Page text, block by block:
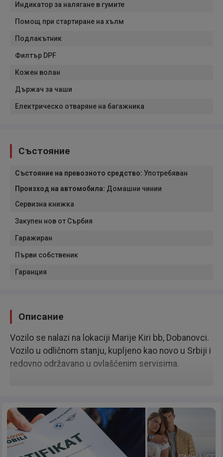
Индикатор за налягане в гумите
Помощ при стартиране на хълм
Подлакътник
Филтър DPF
Кожен волан
Държач за чаши
Електрическо отваряне на багажника
Състояние
Състояние на превозното средство: Употребяван
Произход на автомобила: Домашни чинии
Сервизна книжка
Закупен нов от Сърбия
Гаражиран
Първи собственик
Гаранция
Описание
Vozilo se nalazi na lokaciji Marije Kiri bb, Dobanovci.
Vozilo u odličnom stanju, kupljeno kao novo u Srbiji i
redovno održavano u ovlašćenim servisima.